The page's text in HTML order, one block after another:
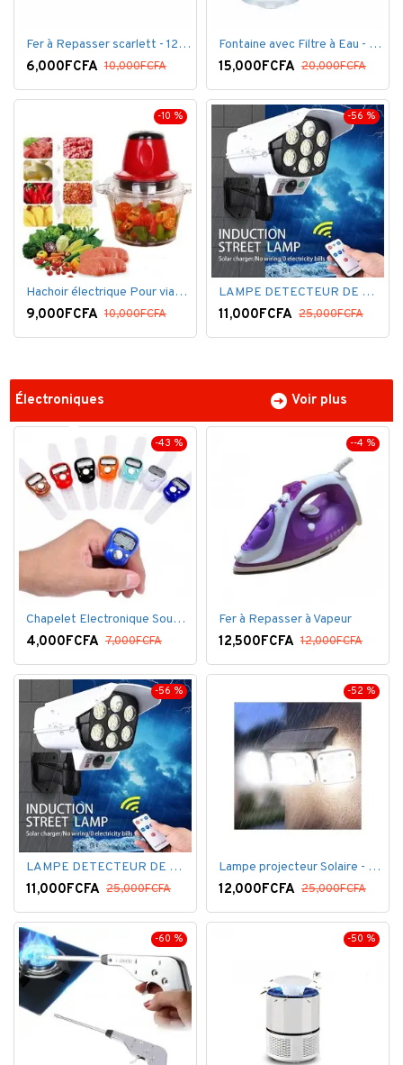
Fer à Repasser scarlett - 1200 W - Bleu Blanc
6,000FCFA 10,000FCFA
Fontaine avec Filtre à Eau - 16 Litres - Blanc
15,000FCFA 20,000FCFA
-10 %
Hachoir électrique Pour viandes et légumes -Rouge
9,000FCFA 10,000FCFA
-56 %
LAMPE DETECTEUR DE MOUVEMENT SOLAR SENSOR LIGHT
11,000FCFA 25,000FCFA
Électroniques Voir plus
-43 %
Chapelet Electronique Sous Forme De Bague Tasbih
4,000FCFA 7,000FCFA
--4 %
Fer à Repasser à Vapeur
12,500FCFA 12,000FCFA
-56 %
LAMPE DETECTEUR DE MOUVEMENT SOLAR SENSOR LIGHT
11,000FCFA 25,000FCFA
-52 %
Lampe projecteur Solaire - Détecteur de mouvement - Intelligente 3 Face
12,000FCFA 25,000FCFA
-60 % -50 %